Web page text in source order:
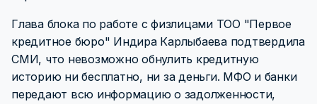
Глава блока по работе с физлицами ТОО "Первое
кредитное бюро" Индира Карлыбаева подтвердила
СМИ, что невозможно обнулить кредитную
историю ни бесплатно, ни за деньги. МФО и банки
передают всю информацию о задолженности,